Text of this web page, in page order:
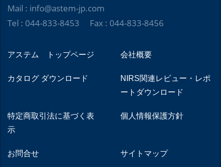
Mail : info@astem-jp.com
Tel : 044-833-8453 Fax : 044-833-8456
アステム トップページ 会社概要
カタログ ダウンロード
NIRS関連レビュー・レポ
ートダウンロード
特定商取引法に基づく表
示
個人情報保護方針
お問合せ サイトマップ